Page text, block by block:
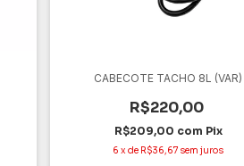
CABECOTE TACHO 8L (VAR)
R$220,00
R$209,00 com Pix
6 xde R$36,67 sem juros